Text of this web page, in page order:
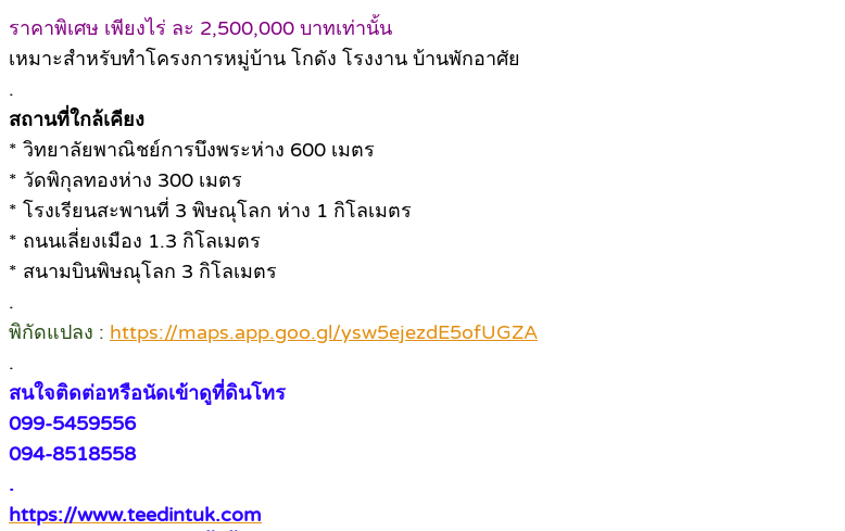
ราคาพิเศษ เพียงไร่ ละ 2,500,000 บาทเท่านั้น
เหมาะสำหรับทำโครงการหมู่บ้าน โกดัง โรงงาน บ้านพักอาศัย
.
สถานที่ใกล้เคียง
* วิทยาลัยพาณิชย์การบึงพระห่าง 600 เมตร
* วัดพิกุลทองห่าง 300 เมตร
* โรงเรียนสะพานที่ 3 พิษณุโลก ห่าง 1 กิโลเมตร
* ถนนเลี่ยงเมือง 1.3 กิโลเมตร
* สนามบินพิษณุโลก 3 กิโลเมตร
.
พิกัดแปลง : https://maps.app.goo.gl/ysw5ejezdE5ofUGZA
.
สนใจติดต่อหรือนัดเข้าดูที่ดินโทร
099-5459556
094-8518558
.
https://www.teedintuk.com